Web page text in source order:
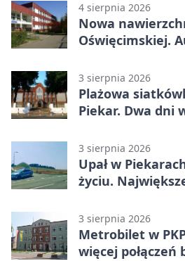
4 sierpnia 2026
Nowa
Oświęcimskiej.
3 sierpnia 2026
Plażowa
Piekar. Dwa dni
3 sierpnia 2026
Upał w
życiu.
3 sierpnia 2026
Metrobilet w
więcej połączeń